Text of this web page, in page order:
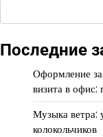
Последние
Оформление
визита в офис:
Музыка ветра:
колокольчиков